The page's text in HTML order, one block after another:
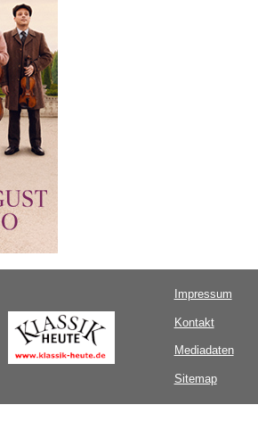
Impressum
Kontakt
Mediadaten
Sitemap